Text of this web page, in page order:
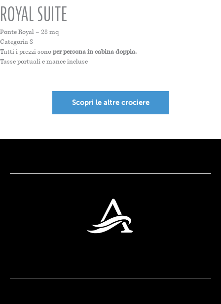
ROYAL SUITE
Ponte Royal – 28 mq
Categoria S
Tutti i prezzi sonoper persona in cabina doppia.
Tasse portuali e mance incluse
Scopri le altre crociere